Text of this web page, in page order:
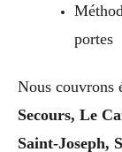
portes
Nous couvrons
Secours, Le
Saint-Joseph,